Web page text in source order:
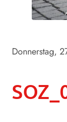
Donnerstag,